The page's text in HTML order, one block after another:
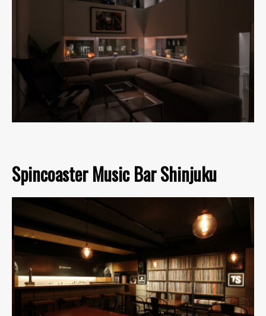
Spincoaster Music Bar Shinjuku